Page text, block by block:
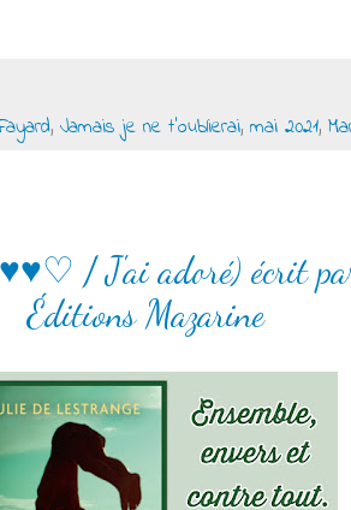
, Jamais je ne t'oublierai, mai 2021,
/ J'ai adoré) écrit
Éditions Mazarine